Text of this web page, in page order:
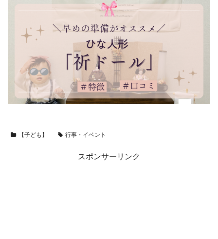
【子ども】 行事・イベント
スポンサーリンク